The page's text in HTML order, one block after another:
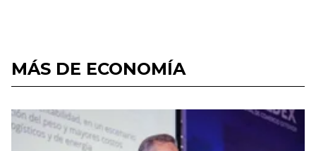
MÁS DE ECONOMÍA